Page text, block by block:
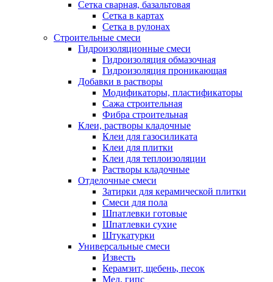
Сетка сварная, базальтовая
Сетка в картах
Сетка в рулонах
Строительные смеси
Гидроизоляционные смеси
Гидроизоляция обмазочная
Гидроизоляция проникающая
Добавки в растворы
Модификаторы, пластификаторы
Сажа строительная
Фибра строительная
Клеи, растворы кладочные
Клеи для газосиликата
Клеи для плитки
Клеи для теплоизоляции
Растворы кладочные
Отделочные смеси
Затирки для керамической плитки
Смеси для пола
Шпатлевки готовые
Шпатлевки сухие
Штукатурки
Универсальные смеси
Известь
Керамзит, щебень, песок
Мел, гипс